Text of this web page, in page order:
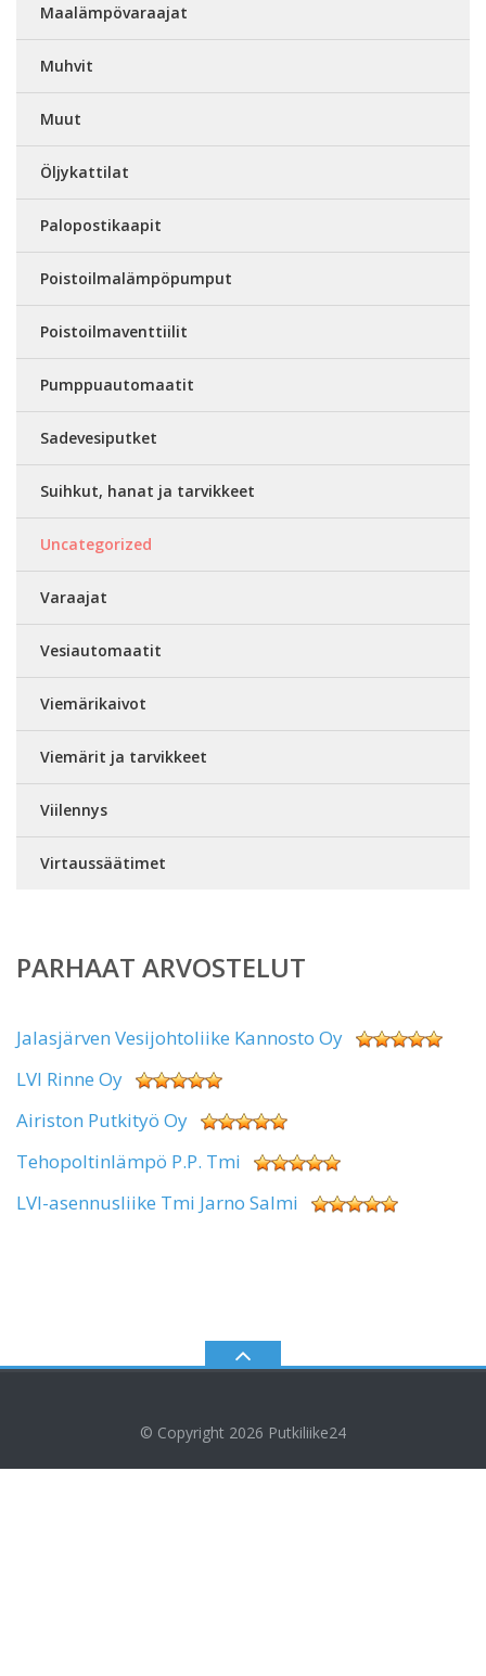
Maalämpövaraajat
Muhvit
Muut
Öljykattilat
Palopostikaapit
Poistoilmalämpöpumput
Poistoilmaventtiilit
Pumppuautomaatit
Sadevesiputket
Suihkut, hanat ja tarvikkeet
Uncategorized
Varaajat
Vesiautomaatit
Viemärikaivot
Viemärit ja tarvikkeet
Viilennys
Virtaussäätimet
PARHAAT ARVOSTELUT
Jalasjärven Vesijohtoliike Kannosto Oy
LVI Rinne Oy
Airiston Putkityö Oy
Tehopoltinlämpö P.P. Tmi
LVI-asennusliike Tmi Jarno Salmi
© Copyright 2026 Putkiliike24